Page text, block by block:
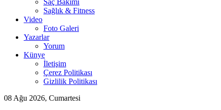
Saç Bakımı
Sağlık & Fitness
Video
Foto Galeri
Yazarlar
Yorum
Künye
İletişim
Çerez Politikası
Gizlilik Politikası
08 Ağu 2026, Cumartesi